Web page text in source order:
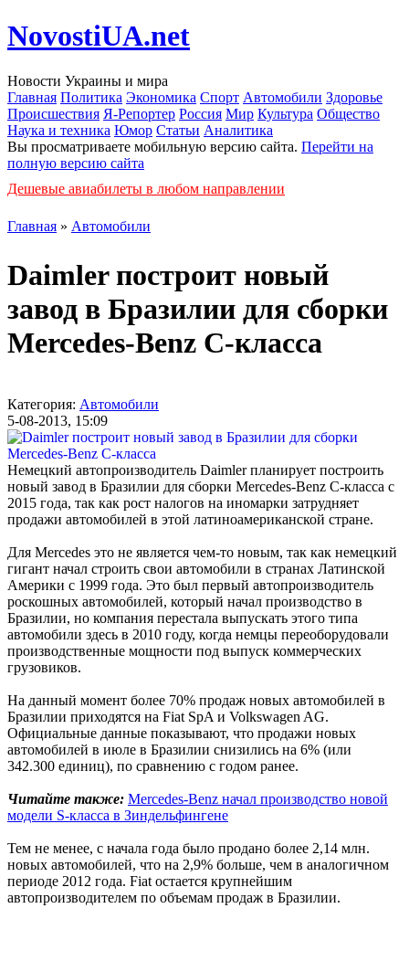
NovostiUA.net
Новости Украины и мира
Главная Политика Экономика Спорт Автомобили Здоровье
Происшествия Я-Репортер Россия Мир Культура Общество
Наука и техника Юмор Статьи Аналитика
Вы просматриваете мобильную версию сайта. Перейти на
полную версию сайта
Дешевые авиабилеты в любом направлении
Главная » Автомобили
Daimler построит новый
завод в Бразилии для сборки
Mercedes-Benz C-класса
Категория: Автомобили
5-08-2013, 15:09
Немецкий автопроизводитель Daimler планирует построить
новый завод в Бразилии для сборки Mercedes-Benz C-класса с
2015 года, так как рост налогов на иномарки затрудняет
продажи автомобилей в этой латиноамериканской стране.
Для Mercedes это не является чем-то новым, так как немецкий
гигант начал строить свои автомобили в странах Латинской
Америки с 1999 года. Это был первый автопроизводитель
роскошных автомобилей, который начал производство в
Бразилии, но компания перестала выпускать этого типа
автомобили здесь в 2010 году, когда немцы переоборудовали
производственные мощности под выпуск коммерческих
грузовиков.
На данный момент более 70% продаж новых автомобилей в
Бразилии приходятся на Fiat SpA и Volkswagen AG.
Официальные данные показывают, что продажи новых
автомобилей в июле в Бразилии снизились на 6% (или
342.300 единиц), по сравнению с годом ранее.
Читайте также: Mercedes-Benz начал производство новой
модели S-класса в Зиндельфингене
Тем не менее, с начала года было продано более 2,14 млн.
новых автомобилей, что на 2,9% больше, чем в аналогичном
периоде 2012 года. Fiat остается крупнейшим
автопроизводителем по объемам продаж в Бразилии.